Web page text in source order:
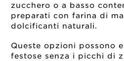
zucchero o a basso
preparati con farina di
dolcificanti naturali.
Queste opzioni possono
festose senza i picchi di